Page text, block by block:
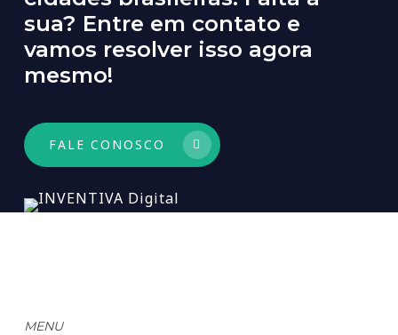
sua? Entre em contato e
vamos resolver isso agora
mesmo!
FALE CONOSCO
MENU